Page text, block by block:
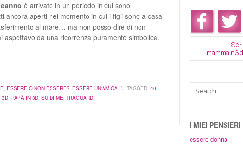
è arrivato in un periodo in cui sono
ancora aperti nel momento in cui i figli sono a casa
al mare… ma non posso dire di non
aspettavo da una ricorrenza puramente simbolica.
, ESSERE O NON ESSERE?, ESSERE UN'AMICA \ TAGGED: 40
3D, PAPÀ IN 3D, SU DI ME, TRAGUARDI
I MIEI
essere donna